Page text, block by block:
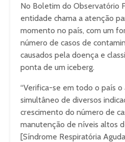
No Boletim do Observatório
entidade chama a atenção
momento no país, com um
número de casos de
causados pela doença e
ponta de um iceberg.
“Verifica-se em todo o país o
simultâneo de diversos
crescimento do número de
manutenção de níveis altos
[Síndrome Respiratória